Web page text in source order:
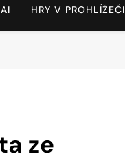
AI HRY V PROHLÍŽEČI
ze